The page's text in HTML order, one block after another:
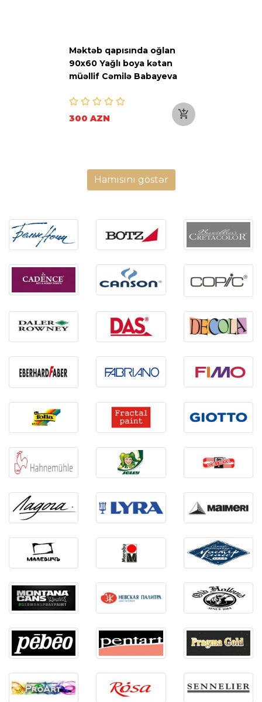
Məktəb qapısında oğlan
90x60 Yağlı boya kətan
müəllif Cəmilə Babayeva
300 AZN
Hamısını göstər